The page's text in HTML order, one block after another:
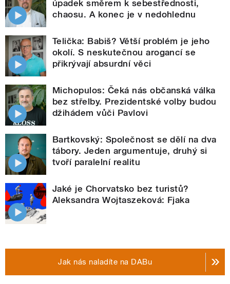
úpadek směrem k sebestřednosti,
chaosu. A konec je v nedohlednu
Telička: Babiš? Větší problém je jeho
okolí. S neskutečnou arogancí se
přikrývají absurdní věci
Michopulos: Čeká nás občanská válka
bez střelby. Prezidentské volby budou
džihádem vůči Pavlovi
Bartkovský: Společnost se dělí na dva
tábory. Jeden argumentuje, druhý si
tvoří paralelní realitu
Jaké je Chorvatsko bez turistů?
Aleksandra Wojtaszeková: Fjaka
Jak nás naladíte na DABu